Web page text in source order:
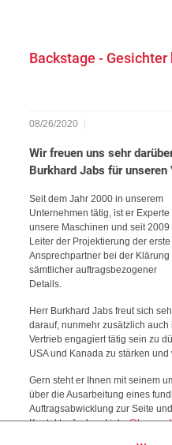
Backstage -
08/26/2020
Wir freuen uns sehr
Burkhard Jabs für
Seit dem Jahr 2000 in unserem
Unternehmen tätig, ist er Experte
unsere Maschinen und seit 2009
Leiter der Projektierung der erste
Ansprechpartner bei der Klärung
sämtlicher auftragsbezogener
Details.
Herr Burkhard Jabs freut sich
darauf, nunmehr zusätzlich auch
Vertrieb engagiert tätig sein zu
USA und Kanada zu stärken
Gern steht er Ihnen mit seinem
über die Ausarbeitung eines
Auftragsabwicklung zur Seite
Kontaktaufnahme!